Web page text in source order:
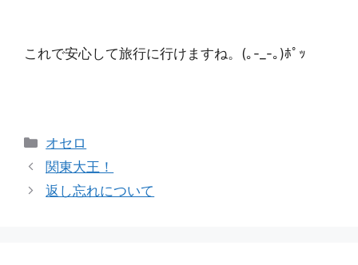
これで安心して旅行に行けますね。(｡-_-｡)ﾎﾟｯ
カ
テ
ゴ
リ
オセロ
関東大王！
返し忘れについて